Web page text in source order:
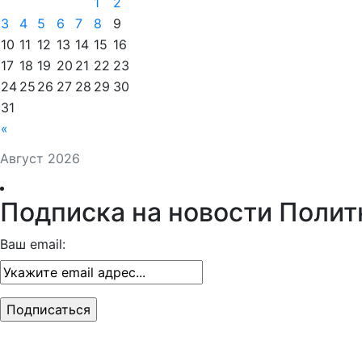
Август 2026
«
3
4 5 6 7 8
9
10 11 12 13 14 15 16
17 18 19 20 21 22 23
24 25 26 27 28 29 30
31
Подписка на новости
Ваш email: